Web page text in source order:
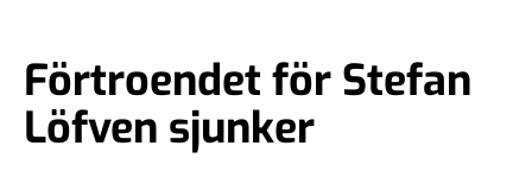
Förtroendet för Stefan
Löfven sjunker